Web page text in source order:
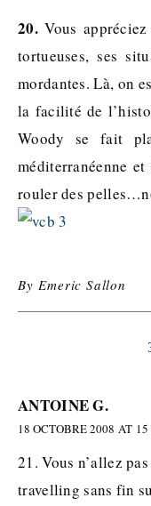
20.Vous
tortueuses, ses
mordantes. Là, on
la facilité de
Woody se fait
méditerranéenne
rouler des
ByEmeric Sallon
ANTOINE G.
18 OCTOBRE 2008 AT
21. Vous n’allez
travelling sans fin